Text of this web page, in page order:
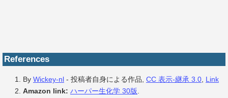
References
By Wickey-nl - 投稿者自身による作品, CC 表示-継承 3.0, Link
Amazon link: ハーパー生化学 30版.